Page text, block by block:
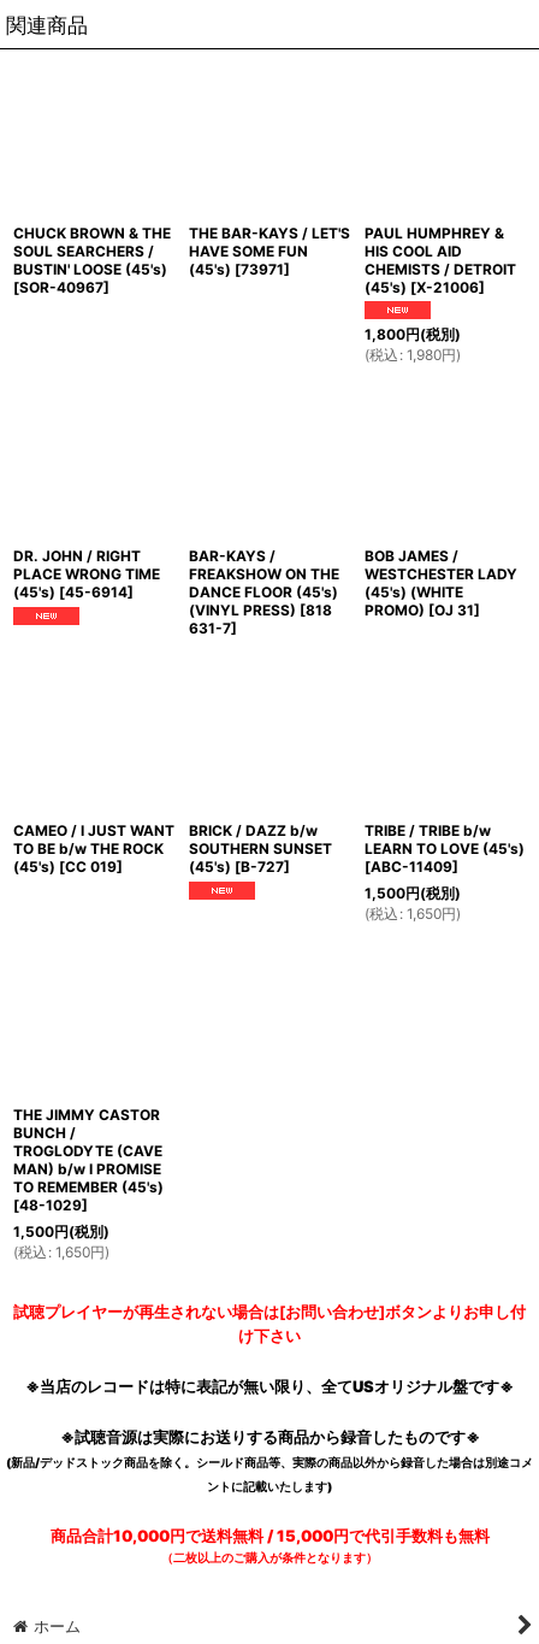
関連商品
CHUCK BROWN & THE
SOUL SEARCHERS /
BUSTIN' LOOSE (45's)
[SOR-40967]
THE BAR-KAYS / LET'S
HAVE SOME FUN
(45's) [73971]
PAUL HUMPHREY &
HIS COOL AID
CHEMISTS / DETROIT
(45's) [X-21006]
1,800円(税別)
(税込 : 1,980円)
DR. JOHN / RIGHT
PLACE WRONG TIME
(45's) [45-6914]
BAR-KAYS /
FREAKSHOW ON THE
DANCE FLOOR (45's)
(VINYL PRESS) [818
631-7]
BOB JAMES /
WESTCHESTER LADY
(45's) (WHITE
PROMO) [OJ 31]
CAMEO / I JUST WANT
TO BE b/w THE ROCK
(45's) [CC 019]
BRICK / DAZZ b/w
SOUTHERN SUNSET
(45's) [B-727]
TRIBE / TRIBE b/w
LEARN TO LOVE (45's)
[ABC-11409]
1,500円(税別)
(税込 : 1,650円)
THE JIMMY CASTOR
BUNCH /
TROGLODYTE (CAVE
MAN) b/w I PROMISE
TO REMEMBER (45's)
[48-1029]
1,500円(税別)
(税込 : 1,650円)
試聴プレイヤーが再生されない場合は[お問い合わせ]ボタンよりお申し付
け下さい
※当店のレコードは特に表記が無い限り、全てUSオリジナル盤です※
※試聴音源は実際にお送りする商品から録音したものです※
(新品/デッドストック商品を除く。シールド商品等、実際の商品以外から録音した場合は別途コメ
ントに記載いたします)
商品合計10,000円で送料無料 / 15,000円で代引手数料も無料
（二枚以上のご購入が条件となります）
ホーム